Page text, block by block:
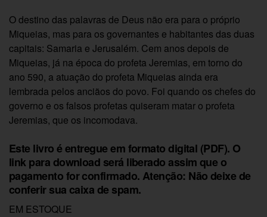
O destino das palavras de Deus não era para o próprio
Miqueias, mas para os governantes e habitantes das duas
capitais: Samaria e Jerusalém. Cem anos depois de
Miqueias, já na época do profeta Jeremias, em torno do
ano 590, a atuação do profeta Miqueias ainda era
lembrada pelos anciãos do povo. Foi quando os chefes do
governo e os falsos profetas quiseram matar o profeta
Jeremias, que os incomodava.
Este livro é entregue em formato digital (PDF). O
link para download será liberado assim que o
pagamento for confirmado. Atenção: Não deixe de
conferir sua caixa de spam.
EM ESTOQUE